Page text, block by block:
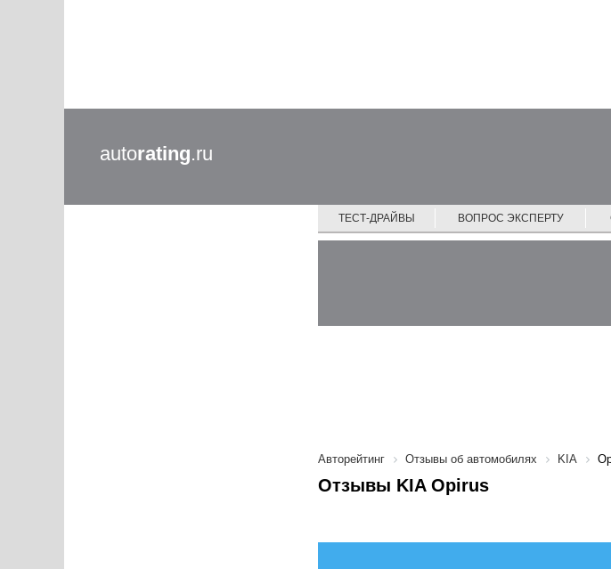
autorating.ru
ТЕСТ-ДРАЙВЫ ВОПРОС ЭКСПЕРТУ
Авторейтинг Отзывы об автомобилях KIA
Отзывы KIA Opirus